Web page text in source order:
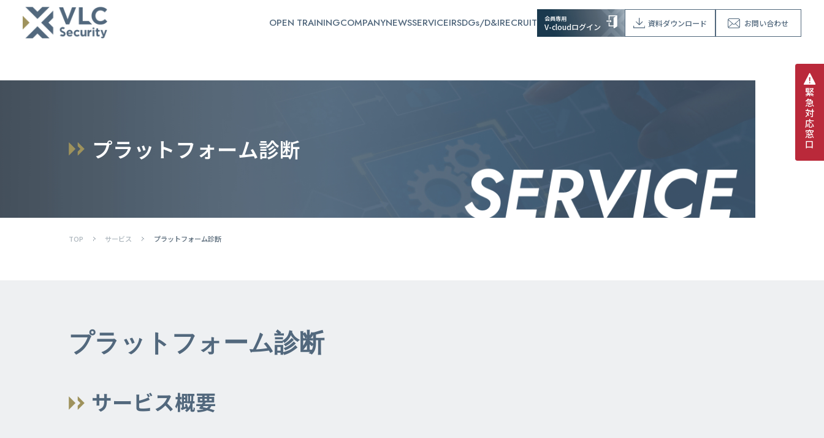
OPEN TRAININGCOMPANYNEWSSERVICEIRSDGs/D&IRECRUIT 会員専用
V-cloudログイン 資料ダウンロード お問い合わせ
緊
急
対
応
窓
口
プラッ トフォーム診断
TOP サービス プラットフォーム診断
プラットフォーム診断
サービス概要